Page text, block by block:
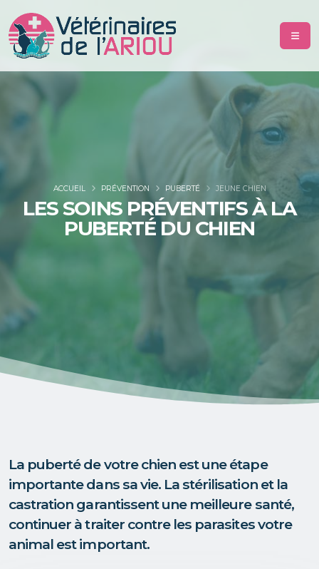
LES SOINS PRÉVENTIFS À LA
PUBERTÉ DU CHIEN
ACCUEIL PRÉVENTION PUBERTÉ JEUNE CHIEN
La puberté de votre chien est une étape
importante dans sa vie. La stérilisation et la
castration garantissent une meilleure santé,
continuer à traiter contre les parasites votre
animal est important.